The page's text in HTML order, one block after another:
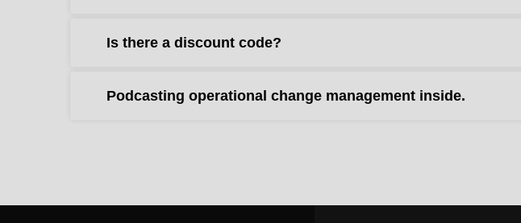
Is there a discount code?
Podcasting operational change management inside.